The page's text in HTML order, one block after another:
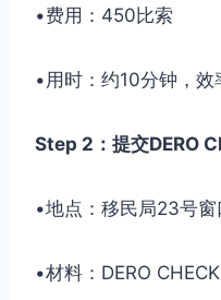
•费用：450比索
•用时：约10分钟，效
Step 2：提交DERO
•地点：移民局23号窗
•材料：DERO